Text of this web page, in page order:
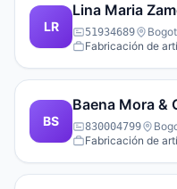
LR
Lina Maria
51934689
Fabricación de
BS
Baena Mora &
830004799
Fabricación de